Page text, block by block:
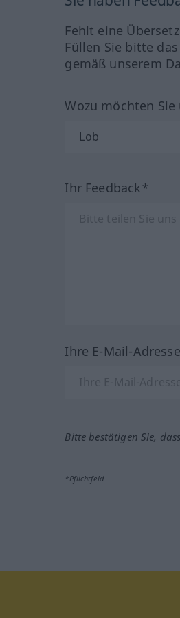
Fehlt eine
Füllen Sie bitte
gemäß unserem
Wozu möchten
Ihr Feedback*
Ihre E-Mail-
Bitte bestätigen Sie,
*Pflichtfeld